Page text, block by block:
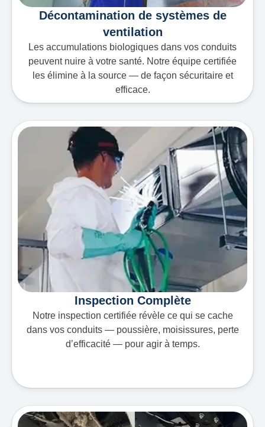
Décontamination de systèmes de
ventilation
Les accumulations biologiques dans vos conduits
peuvent nuire à votre santé. Notre équipe certifiée
les élimine à la source — de façon sécuritaire et
efficace.
Inspection Complète
Notre inspection certifiée révèle ce qui se cache
dans vos conduits — poussière, moisissures, perte
d’efficacité — pour agir à temps.